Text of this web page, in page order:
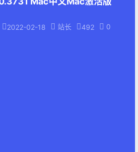
2022-02-18 站长 492 0